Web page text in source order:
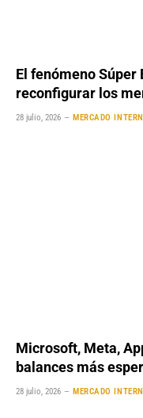
El fenómeno Súper
reconfigurar los
28 julio, 2026 MERCADO
Microsoft, Meta,
balances más
28 julio, 2026 MERCADO